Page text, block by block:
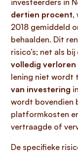
investeerders in
dertien procent,
2018 gemiddeld
behaalden. Dit
risico’s; net als
volledig verloren
lening niet wordt
van investering
wordt bovendien
platformkosten
vertraagde of
De specifieke